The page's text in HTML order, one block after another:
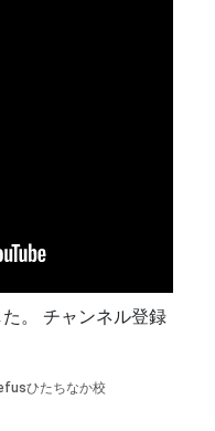
。 チャンネル登録